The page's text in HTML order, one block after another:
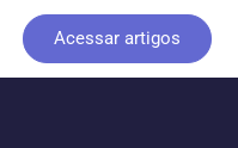
Acessar artigos